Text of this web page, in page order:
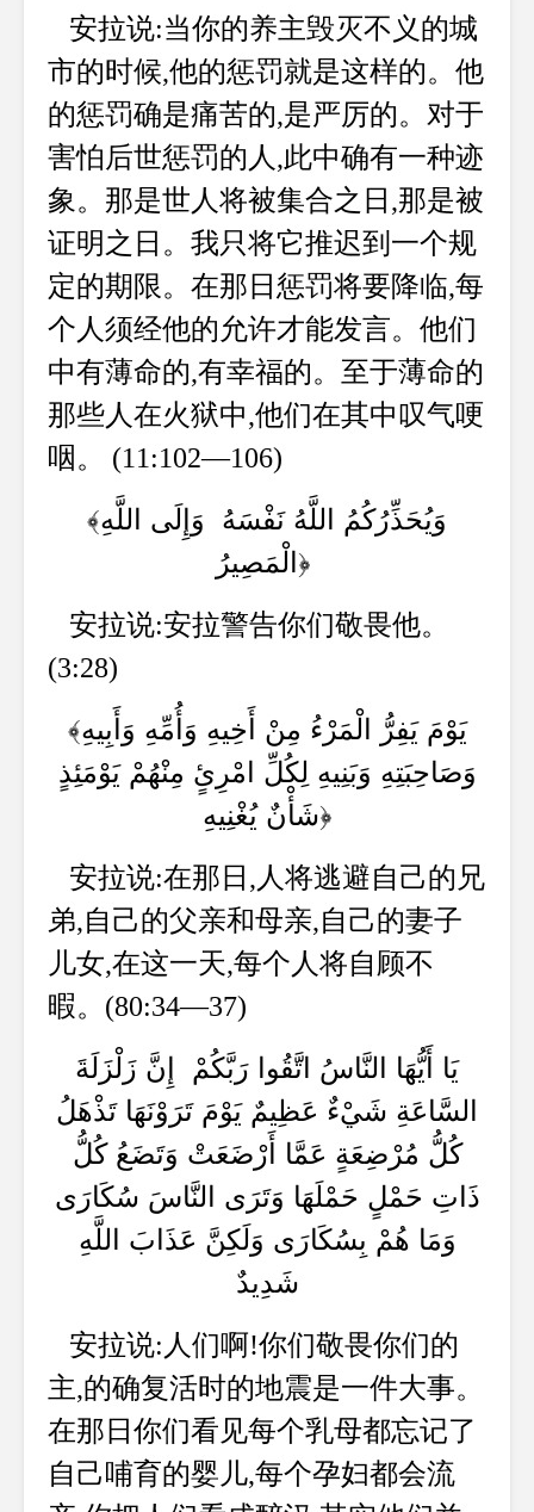
安拉说:当你的养主毁灭不义的城
市的时候,他的惩罚就是这样的。他
的惩罚确是痛苦的,是严厉的。对于
害怕后世惩罚的人,此中确有一种迹
象。那是世人将被集合之日,那是被
证明之日。我只将它推迟到一个规
定的期限。在那日惩罚将要降临,每
个人须经他的允许才能发言。他们
中有薄命的,有幸福的。至于薄命的
那些人在火狱中,他们在其中叹气哽
咽。 (11:102—106)
﴾وَيُحَذِّرُكُمُ اللَّهُ نَفْسَهُ وَإِلَى اللَّهِ
الْمَصِيرُ ﴿
安拉说:安拉警告你们敬畏他。
(3:28)
﴾يَوْمَ يَفِرُّ الْمَرْءُ مِنْ أَخِيهِ وَأُمِّهِ وَأَبِيهِ
وَصَاحِبَتِهِ وَبَنِيهِ لِكُلِّ امْرِئٍ مِنْهُمْ يَوْمَئِذٍ
شَأْنٌ يُغْنِيهِ﴿
安拉说:在那日,人将逃避自己的兄
弟,自己的父亲和母亲,自己的妻子
儿女,在这一天,每个人将自顾不
暇。(80:34—37)
يَا أَيُّهَا النَّاسُ اتَّقُوا رَبَّكُمْ إِنَّ زَلْزَلَةَ
السَّاعَةِ شَيْءٌ عَظِيمٌ يَوْمَ تَرَوْنَهَا تَذْهَلُ
كُلُّ مُرْضِعَةٍ عَمَّا أَرْضَعَتْ وَتَضَعُ كُلُّ
ذَاتِ حَمْلٍ حَمْلَهَا وَتَرَى النَّاسَ سُكَارَى
وَمَا هُمْ بِسُكَارَى وَلَكِنَّ عَذَابَ اللَّهِ
شَدِيدٌ
安拉说:人们啊!你们敬畏你们的
主,的确复活时的地震是一件大事。
在那日你们看见每个乳母都忘记了
自己哺育的婴儿,每个孕妇都会流